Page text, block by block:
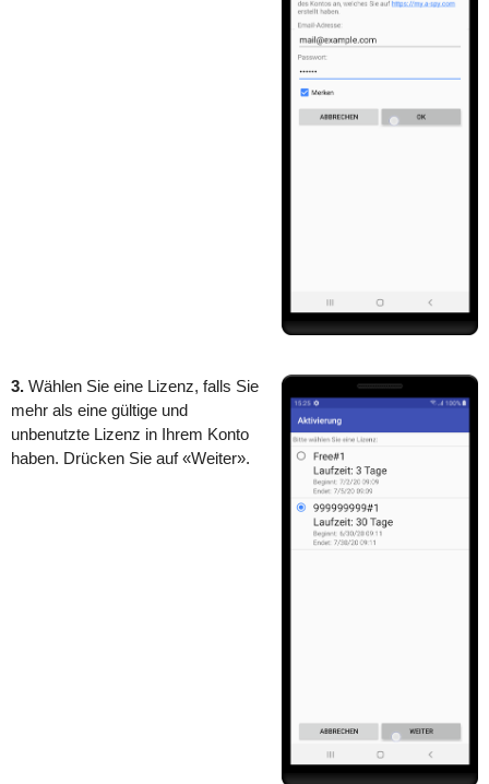
3. Wählen Sie eine Lizenz, falls Sie
mehr als eine gültige und
unbenutzte Lizenz in Ihrem Konto
haben. Drücken Sie auf «Weiter».